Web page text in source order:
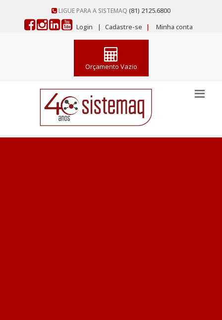
LIGUE PARA A SISTEMAQ (81) 2125.6800
Login
| Cadastre-se | Minha conta
Orçamento Vazio